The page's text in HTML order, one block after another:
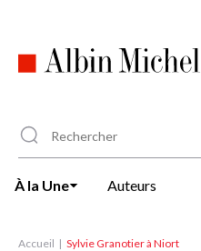
principal
À la Une Auteurs
Accueil Sylvie Granotier à Niort